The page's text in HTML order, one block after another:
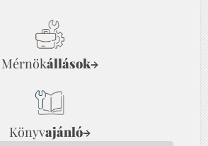
Mérnökállások→
Könyvajánló→